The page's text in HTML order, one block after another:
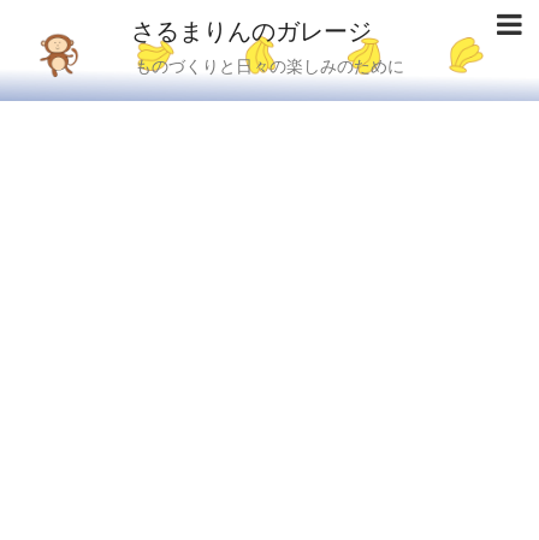
さるまりんのガレージ
ものづくりと日々の楽しみのために